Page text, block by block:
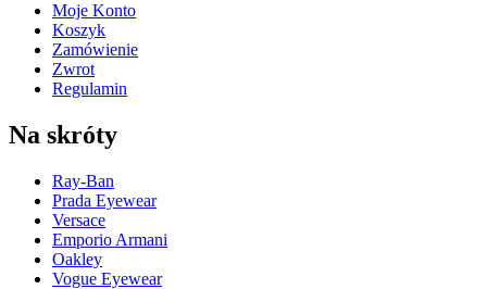
Moje Konto
Koszyk
Zamówienie
Zwrot
Regulamin
Na skróty
Ray-Ban
Prada Eyewear
Versace
Emporio Armani
Oakley
Vogue Eyewear